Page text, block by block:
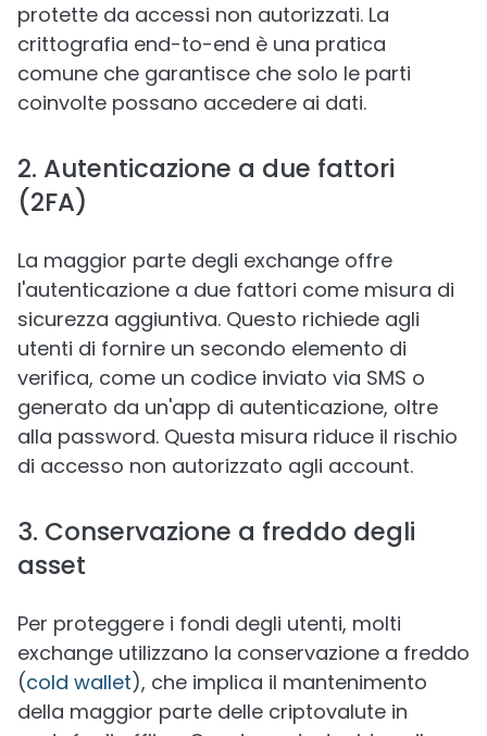
protette da accessi non autorizzati. La
crittografia end-to-end è una pratica
comune che garantisce che solo le parti
coinvolte possano accedere ai dati.
2. Autenticazione a due fattori
(2FA)
La maggior parte degli exchange offre
l'autenticazione a due fattori come misura di
sicurezza aggiuntiva. Questo richiede agli
utenti di fornire un secondo elemento di
verifica, come un codice inviato via SMS o
generato da un'app di autenticazione, oltre
alla password. Questa misura riduce il rischio
di accesso non autorizzato agli account.
3. Conservazione a freddo degli
asset
Per proteggere i fondi degli utenti, molti
exchange utilizzano la conservazione a freddo
(cold wallet), che implica il mantenimento
della maggior parte delle criptovalute in